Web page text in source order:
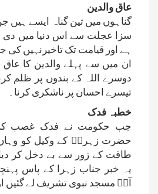
عاق والدین
گناہوں میں تین گناہ ایسے ہیں
سزا عجلت سے اس دنیا میں دی
ہے اور قیامت تک تاخیرنہیں کی
ان میں سے پہلے والدین کا عاق
دوسرے اللہ کے بندوں پر ظلم
تیسرے احسان پر ناشکری کرنا۔
خطبہ فدک
جب حکومت نے فدک غصب
حضرت زہراؑ کے وکیل کو
طاقت کے زور سے بے دخل کر
یہ خبر جناب زہرا کے پاس
آپؑ مسجد نبوی تشریف لے گئیں